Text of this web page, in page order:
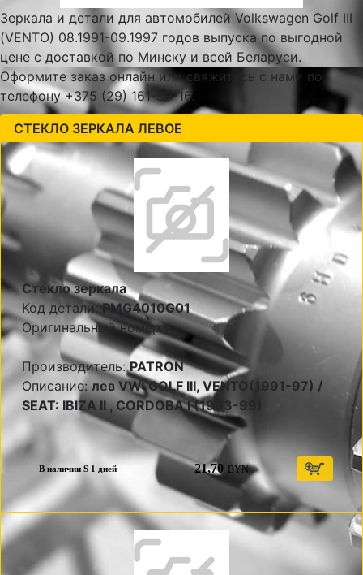
Зеркала и детали для автомобилей Volkswagen Golf III
(VENTO) 08.1991-09.1997 годов выпуска по выгодной
цене с доставкой по Минску и всей Беларуси.
Оформите заказ онлайн или свяжитесь с нами по
телефону +375 (29) 161-99-16.
СТЕКЛО ЗЕРКАЛА ЛЕВОЕ
Стекло зеркала
Код детали:PMG4010G01
Оригинальный номер:
Производитель:PATRON
Описание:лев VW: GOLF III, VENTO(1991-97) /
SEAT: IBIZA II , CORDOBA I (1993-99)
В наличии S 1 дней 21,70 BYN